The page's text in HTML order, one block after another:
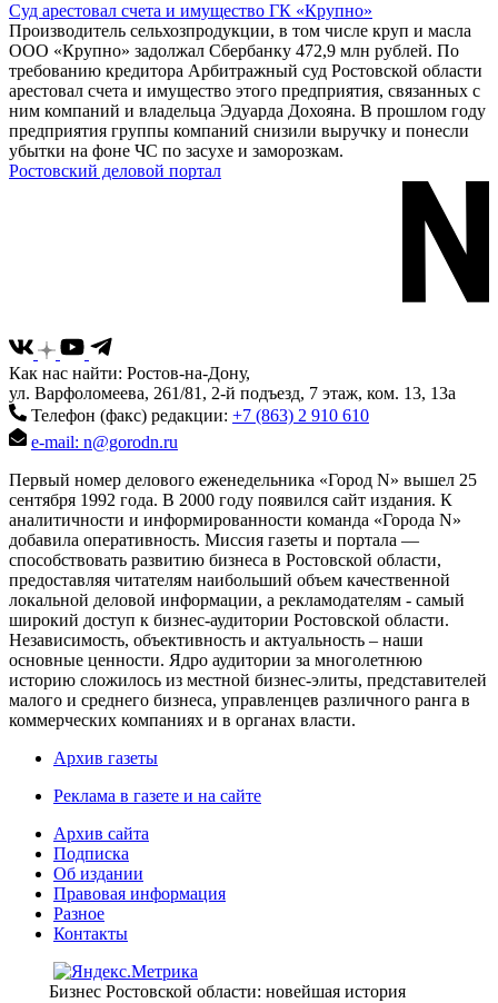
Суд арестовал счета и имущество ГК «Крупно»
Производитель сельхозпродукции, в том числе круп и масла
ООО «Крупно» задолжал Сбербанку 472,9 млн рублей. По
требованию кредитора Арбитражный суд Ростовской области
арестовал счета и имущество этого предприятия, связанных с
ним компаний и владельца Эдуарда Дохояна. В прошлом году
предприятия группы компаний снизили выручку и понесли
убытки на фоне ЧС по засухе и заморозкам.
Ростовский деловой портал
Как нас найти: Ростов-на-Дону,
ул. Варфоломеева, 261/81, 2-й подъезд, 7 этаж, ком. 13, 13а
Телефон (факс) редакции: +7 (863) 2 910 610
e-mail: n@gorodn.ru
Первый номер делового еженедельника «Город N» вышел 25
сентября 1992 года. В 2000 году появился сайт издания. К
аналитичности и информированности команда «Города N»
добавила оперативность. Миссия газеты и портала —
способствовать развитию бизнеса в Ростовской области,
предоставляя читателям наибольший объем качественной
локальной деловой информации, а рекламодателям - самый
широкий доступ к бизнес-аудитории Ростовской области.
Независимость, объективность и актуальность – наши
основные ценности. Ядро аудитории за многолетнюю
историю сложилось из местной бизнес-элиты, представителей
малого и среднего бизнеса, управленцев различного ранга в
коммерческих компаниях и в органах власти.
Архив газеты
Реклама в газете и на сайте
Архив сайта
Подписка
Об издании
Правовая информация
Разное
Контакты
Бизнес Ростовской области: новейшая история